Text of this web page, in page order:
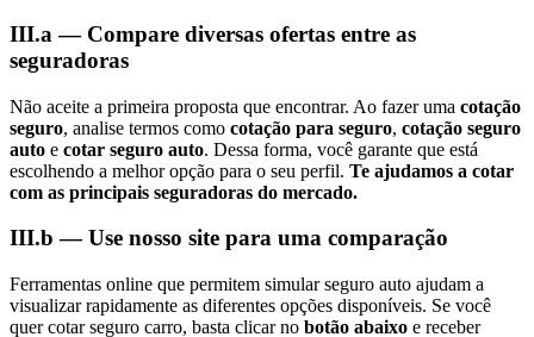
III.a — Compare diversas ofertas entre as
seguradoras
Não aceite a primeira proposta que encontrar. Ao fazer uma cotação
seguro, analise termos como cotação para seguro, cotação seguro
auto e cotar seguro auto. Dessa forma, você garante que está
escolhendo a melhor opção para o seu perfil. Te ajudamos a cotar
com as principais seguradoras do mercado.
III.b — Use nosso site para uma comparação
Ferramentas online que permitem simular seguro auto ajudam a
visualizar rapidamente as diferentes opções disponíveis. Se você
quer cotar seguro carro, basta clicar no botão abaixo e receber